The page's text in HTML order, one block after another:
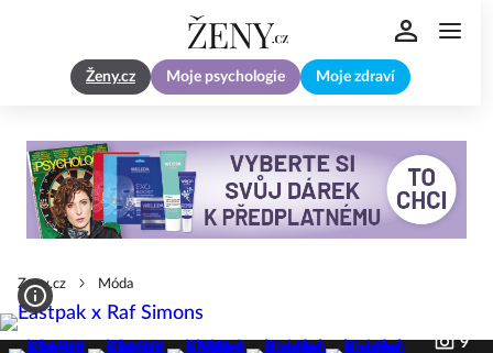
Ženy.cz Moje psychologie Moje zdraví
Zeny.cz Móda
9